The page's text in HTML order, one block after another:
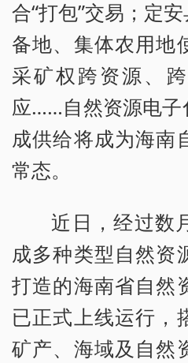
合“打包”交易；定
备地、集体农用地
采矿权跨资源、
应……自然资源电子
成供给将成为海南
常态。
近日，经过数
成多种类型自然资
打造的海南省自然
已正式上线运行，
矿产、海域及自然